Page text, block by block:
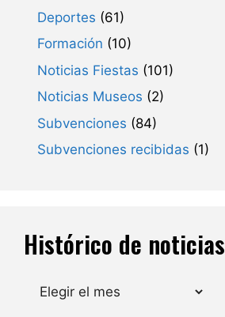
Deportes (61)
Formación (10)
Noticias Fiestas (101)
Noticias Museos (2)
Subvenciones (84)
Subvenciones recibidas (1)
Histórico de noticias
Archivos